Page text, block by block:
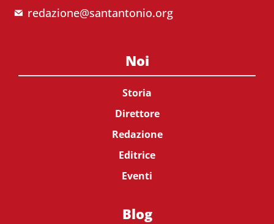
redazione@santantonio.org
Noi
Storia
Direttore
Redazione
Editrice
Eventi
Blog